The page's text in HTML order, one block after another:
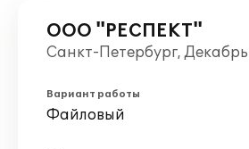
ООО "РЕСПЕКТ"
Санкт-Петербург,
Вариант работы
Файловый